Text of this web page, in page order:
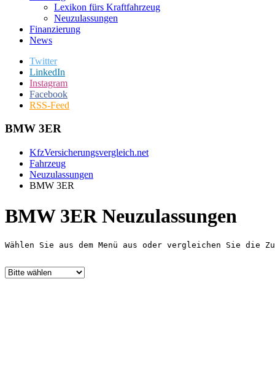
Lexikon fürs Kraftfahrzeug
Neuzulassungen
Finanzierung
News
Twitter
LinkedIn
Instagram
Facebook
RSS-Feed
BMW 3ER
KfzVersicherungsvergleich.net
Fahrzeug
Neuzulassungen
BMW 3ER
BMW 3ER Neuzulassungen
Wählen Sie aus dem Menü aus oder vergleichen Sie die